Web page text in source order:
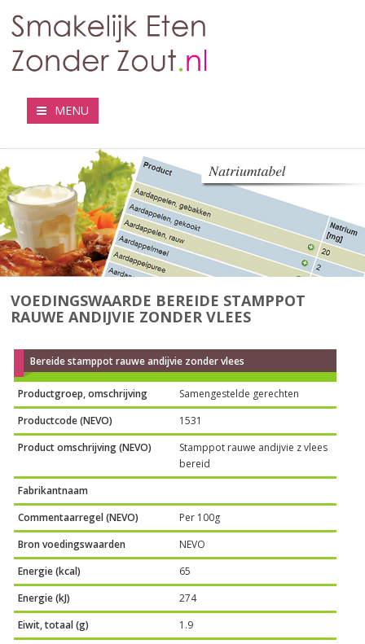
MENU
VOEDINGSWAARDE BEREIDE STAMPPOT
RAUWE ANDIJVIE ZONDER VLEES
Bereide stamppot rauwe andijvie zonder vlees
Productgroep, omschrijving
Samengestelde gerechten
Productcode (NEVO)
1531
Product omschrijving (NEVO)
Stamppot rauwe andijvie z vlees
bereid
Fabrikantnaam
Commentaarregel (NEVO)
Per 100g
Bron voedingswaarden
NEVO
Energie (kcal)
65
Energie (kJ)
274
Eiwit, totaal (g)
1.9